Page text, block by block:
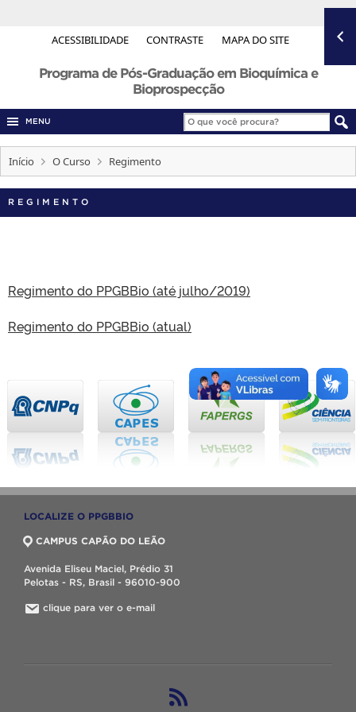
ACESSIBILIDADE CONTRASTE MAPA DO SITE
Programa de Pós-Graduação em Bioquímica e
Bioprospecção
MENU
Início O Curso Regimento
REGIMENTO
Regimento do PPGBBio (até julho/2019)
Regimento do PPGBBio (atual)
LOCALIZE O PPGBBIO
CAMPUS CAPÃO DO LEÃO
Avenida Eliseu Maciel, Prédio 31
Pelotas - RS, Brasil - 96010-900
clique para ver o e-mail